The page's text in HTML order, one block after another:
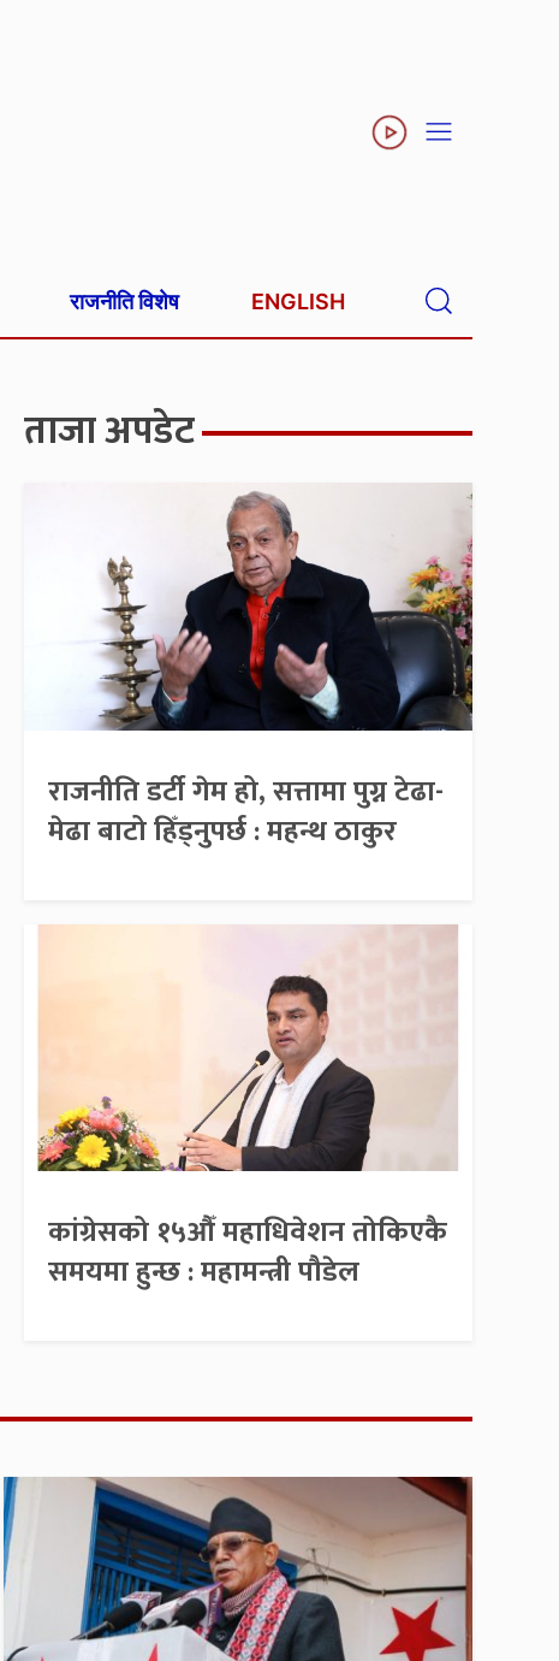
राजनीति विशेष ENGLISH
ताजा अपडेट
राजनीति डर्टी गेम हो, सत्तामा पुग्न टेढा-
मेढा बाटो हिँड्नुपर्छ : महन्थ ठाकुर
कांग्रेसको १५औँ महाधिवेशन तोकिएकै
समयमा हुन्छ : महामन्त्री पौडेल